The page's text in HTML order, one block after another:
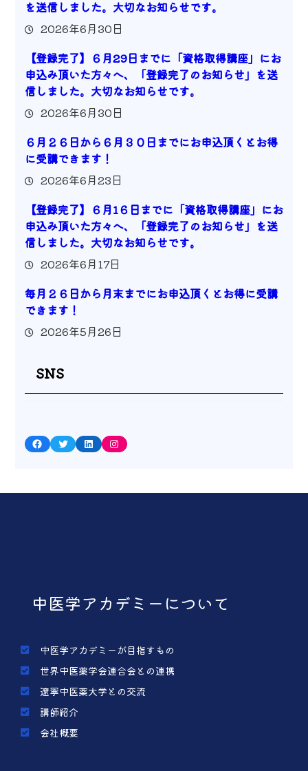
を送信しました。大切なお知らせです。
2026年6月30日
【登録完了】６月29日までに「資格取得講座」にお
申込み頂いた方々へ、「登録完了のお知らせ」を送
信しました。大切なお知らせです。
2026年6月30日
６月２６日から６月３０日までにお申込頂くとお得
に受講できます！
2026年6月23日
【登録完了】６月1６日までに「資格取得講座」にお
申込み頂いた方々へ、「登録完了のお知らせ」を送
信しました。大切なお知らせです。
2026年6月17日
毎月２６日から月末までにお申込頂くとお得に受講
できます！
2026年5月26日
SNS
Facebook Twitter LinkedIn Instagram
中医学アカデミーについて
中医学アカデミーが目指すもの
世界中医薬学会連合会との連携
遼寧中医薬大学との交流
講師紹介
会社概要